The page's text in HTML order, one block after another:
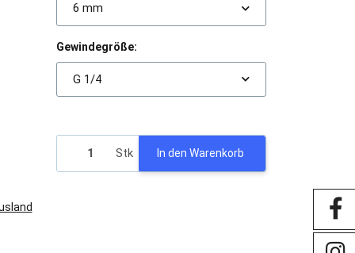
6 mm
Gewindegröße:
G 1/4
Stk In den Warenkorb